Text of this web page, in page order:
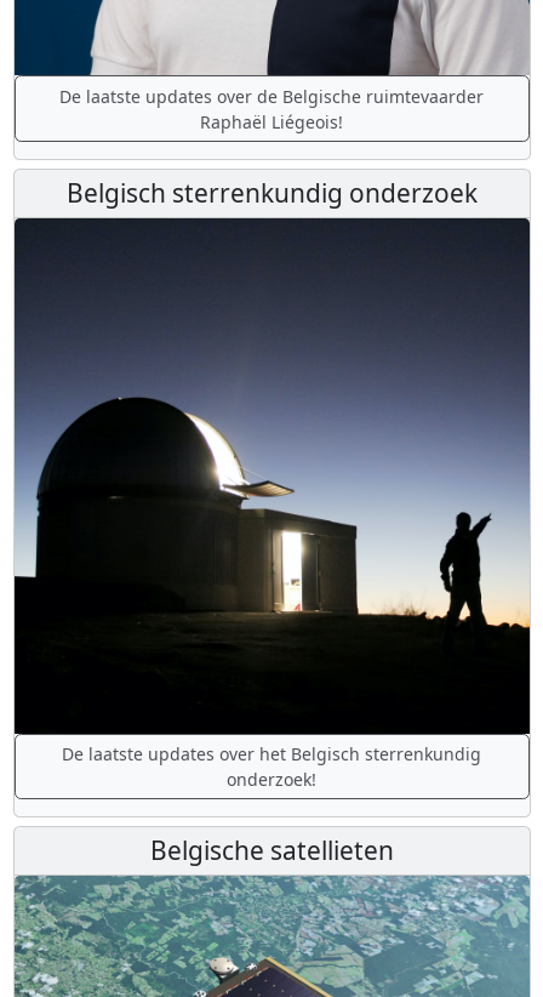
De laatste updates over de Belgische ruimtevaarder
Raphaël Liégeois!
Belgisch sterrenkundig onderzoek
De laatste updates over het Belgisch sterrenkundig
onderzoek!
Belgische satellieten